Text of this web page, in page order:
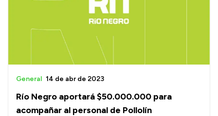
Río Negro aportará $50.000.000 para
acompañar al personal de Pollolín
General 14 de abr de 2023